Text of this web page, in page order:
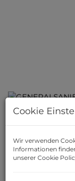
Diese ca. 95 m²
eines
Cookie
Wir verwenden
Informationen
unserer Cookie